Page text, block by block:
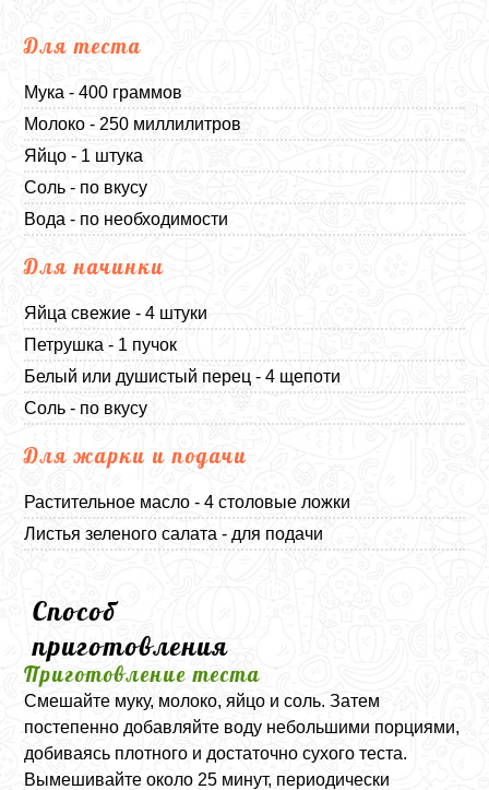
Для теста
Мука - 400 граммов
Молоко - 250 миллилитров
Яйцо - 1 штука
Соль - по вкусу
Вода - по необходимости
Для начинки
Яйца свежие - 4 штуки
Петрушка - 1 пучок
Белый или душистый перец - 4 щепоти
Соль - по вкусу
Для жарки и подачи
Растительное масло - 4 столовые ложки
Листья зеленого салата - для подачи
Способ
приготовления
Приготовление теста
Смешайте муку, молоко, яйцо и соль. Затем
постепенно добавляйте воду небольшими порциями,
добиваясь плотного и достаточно сухого теста.
Вымешивайте около 25 минут, периодически